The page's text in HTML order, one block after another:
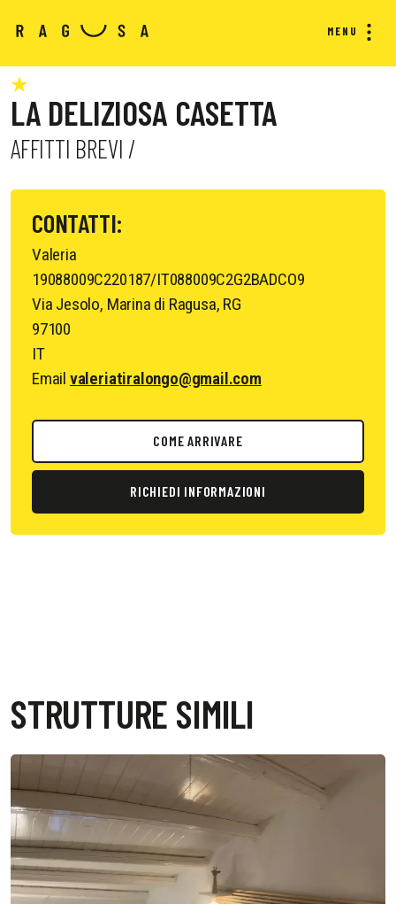
MENU
LA DELIZIOSA CASETTA
AFFITTI BREVI /
CONTATTI:
Valeria
19088009C220187/IT088009C2G2BADCO9
Via Jesolo, Marina di Ragusa, RG
97100
IT
Email valeriatiralongo@gmail.com
COME ARRIVARE
RICHIEDI INFORMAZIONI
STRUTTURE SIMILI